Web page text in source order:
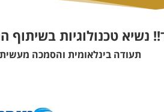
נשיא טכנולוגיות בשיתוף
תעודה בינלאומית והסמכה מעשית